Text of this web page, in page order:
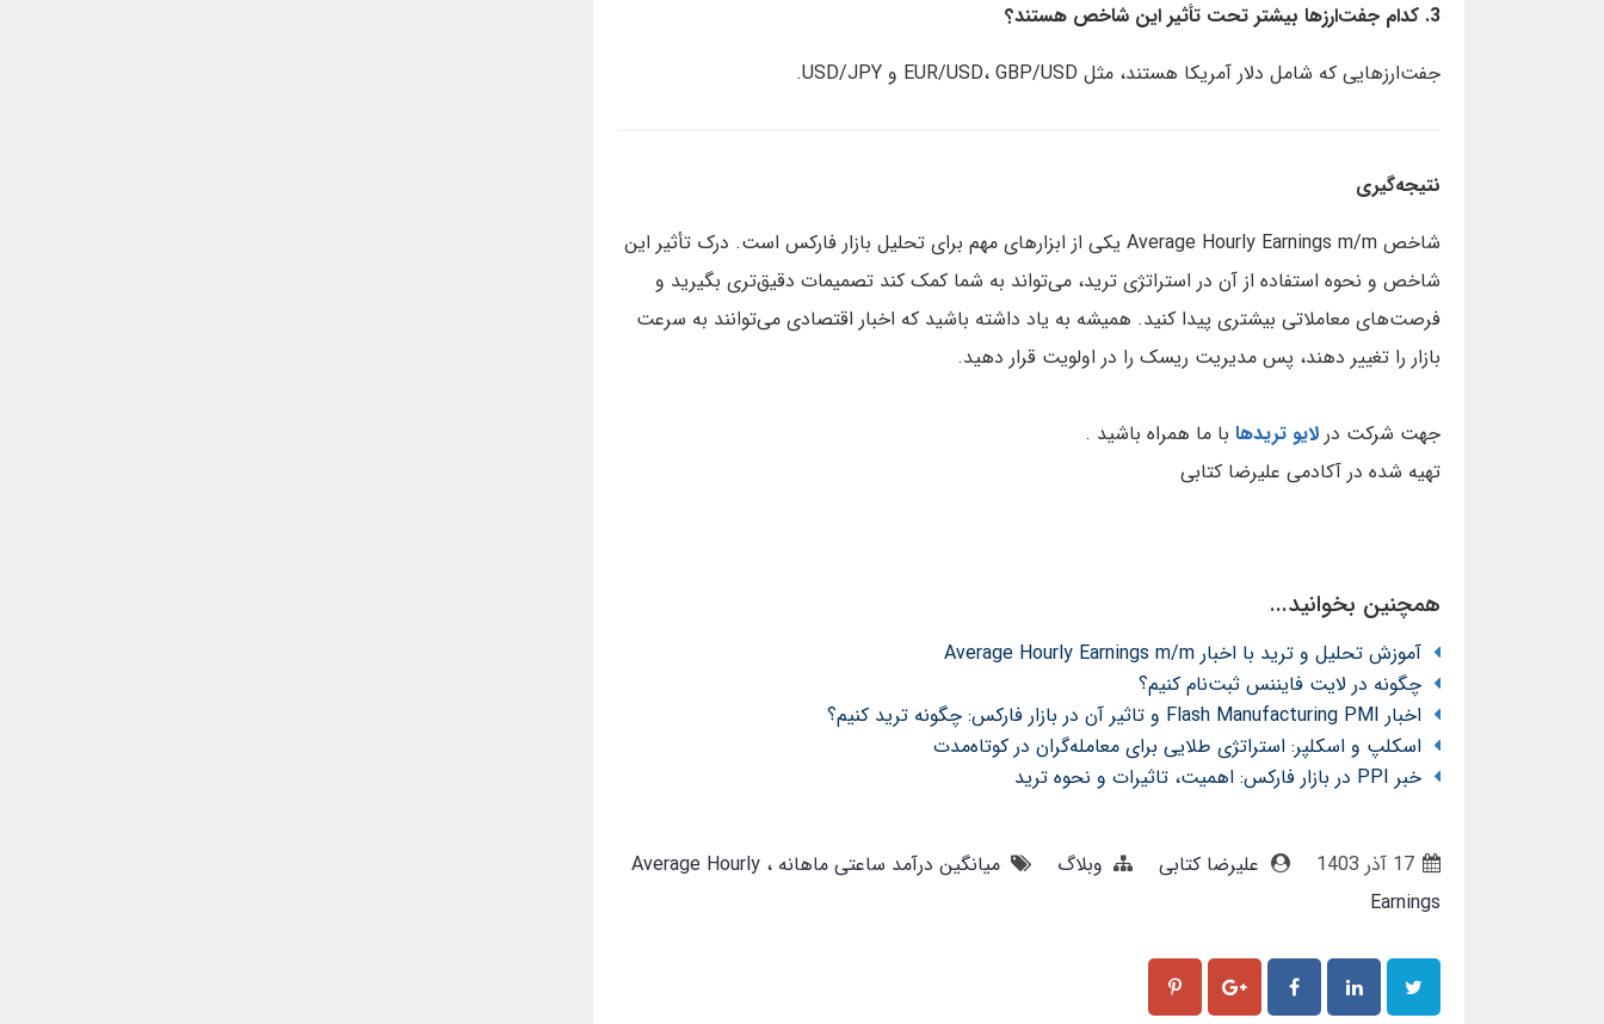
3. کدام جفت‌ارزها بیشتر تحت تأثیر این شاخص هستند؟
جفت‌ارزهایی که شامل دلار آمریکا هستند، مثل EUR/USD، GBP/USD و USD/JPY.
نتیجه‌گیری
شاخص Average Hourly Earnings m/m یکی از ابزارهای مهم برای تحلیل بازار فارکس است. درک تأثیر این
شاخص و نحوه استفاده از آن در استراتژی ترید، می‌تواند به شما کمک کند تصمیمات دقیق‌تری بگیرید و
فرصت‌های معاملاتی بیشتری پیدا کنید. همیشه به یاد داشته باشید که اخبار اقتصادی می‌توانند به سرعت
بازار را تغییر دهند، پس مدیریت ریسک را در اولویت قرار دهید.
جهت شرکت در لایو تریدها با ما همراه باشید .
تهیه شده در آکادمی علیرضا کتابی
همچنین بخوانید...
آموزش تحلیل و ترید با اخبار Average Hourly Earnings m/m
چگونه در لایت فایننس ثبت‌نام کنیم؟
اخبار Flash Manufacturing PMI و تاثیر آن در بازار فارکس: چگونه ترید کنیم؟
اسکلپ و اسکلپر: استراتژی طلایی برای معامله‌گران در کوتاه‌مدت
خبر PPI در بازار فارکس: اهمیت، تاثیرات و نحوه ترید
علیرضا کتابی وبلاگ میانگین درآمد ساعتی ماهانه
Average Hourly
Earnings